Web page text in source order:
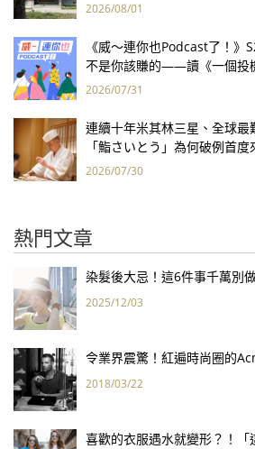
2026/08/01
《威～連你也Podcast了！》
不是你該賺的——讀《一個投
2026/07/31
連續十年米其林三星、全球最
「鮨さいとう」為何破例首度
2026/07/30
熱門文章
染髮後大忌！這6件事千萬別
2025/12/03
令業界震驚！紅遍時尚圈的
2018/03/22
喜歡的衣服遇水就變形？！